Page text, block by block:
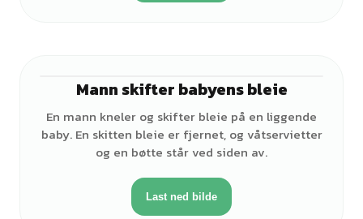
Mann skifter babyens bleie
En mann kneler og skifter bleie på en liggende
baby. En skitten bleie er fjernet, og våtservietter
og en bøtte står ved siden av.
Last ned bilde